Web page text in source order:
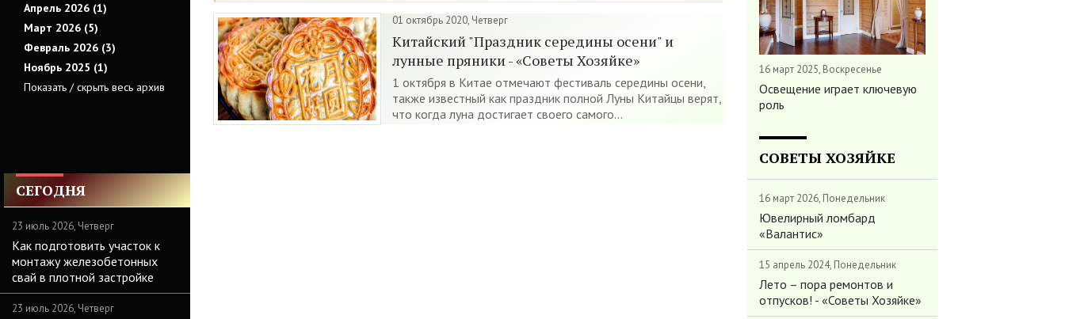
Апрель 2026 (1)
Март 2026 (5)
Февраль 2026 (3)
Ноябрь 2025 (1)
Показать / скрыть весь архив
СЕГОДНЯ
23 июль 2026, Четверг
Как подготовить участок к
монтажу железобетонных
свай в плотной застройке
23 июль 2026, Четверг
01 октябрь 2020, Четверг
Китайский "Праздник середины осени" и
лунные пряники - «Советы Хозяйке»
1 октября в Китае отмечают фестиваль середины осени,
также известный как праздник полной Луны Китайцы верят,
что когда луна достигает своего самого...
16 март 2025, Воскресенье
Освещение играет ключевую
роль
СОВЕТЫ ХОЗЯЙКЕ
16 март 2026, Понедельник
Ювелирный ломбард
«Валантис»
15 апрель 2024, Понедельник
Лето – пора ремонтов и
отпусков! - «Советы Хозяйке»